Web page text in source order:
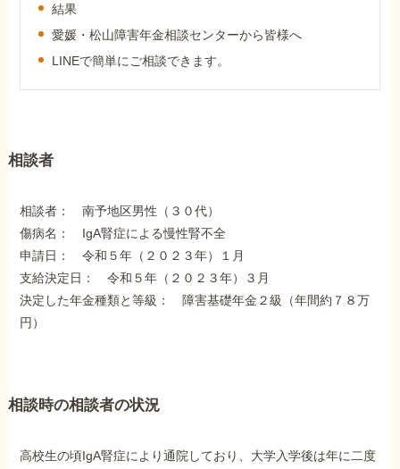
障害年金の基礎知識
障害年金コラム
結果
愛媛・松山障害年金相談センターから皆様へ
LINEで簡単にご相談できます。
相談者
相談者： 南予地区男性（３０代）
傷病名： IgA腎症による慢性腎不全
申請日： 令和５年（２０２３年）１月
支給決定日： 令和５年（２０２３年）３月
決定した年金種類と等級： 障害基礎年金２級（年間約７８万
円）
相談時の相談者の状況
高校生の頃IgA腎症により通院しており、大学入学後は年に二度